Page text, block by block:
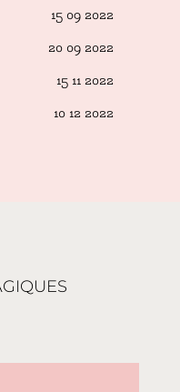
15 09 2022
20 09 2022
15 11 2022
10 12 2022